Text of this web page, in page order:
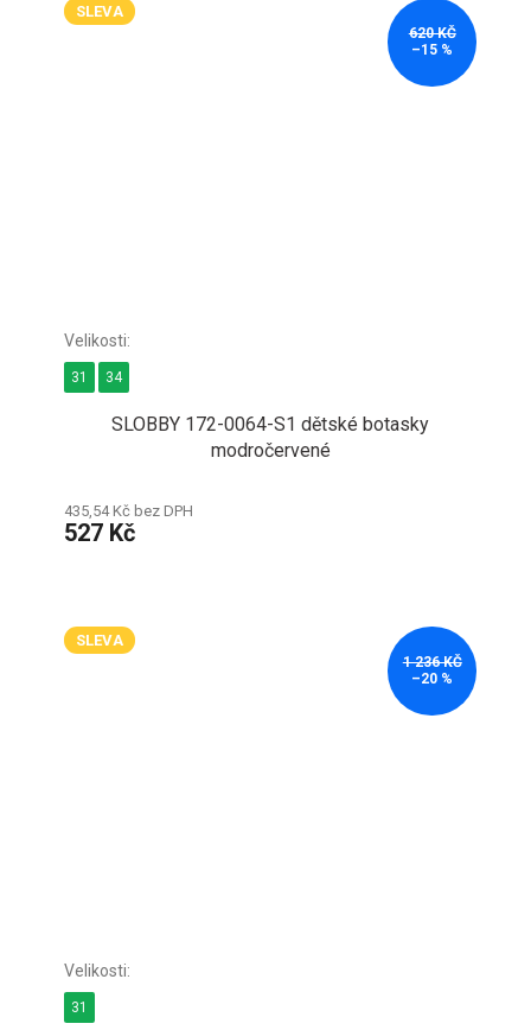
SLEVA
620 KČ
–15 %
SLOBBY 172-0064-S1 dětské botasky
modročervené
435,54 Kč bez DPH
527 Kč
31 34
SLEVA
1 236 KČ
–20 %
31